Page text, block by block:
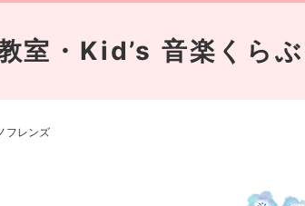
・Kid’s 音楽くら
フレンズ